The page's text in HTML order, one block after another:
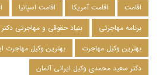
اقامت اقامت آمریکا اقامت اسپانیا
برنامه مهاجرتی
بنیاد حقوقی و مهاجرتی
بهترین وکیل مهاجرت
بهترین وکیل مهاجرت
دکتر سعید محمدی وکیل ایرانی آلمان